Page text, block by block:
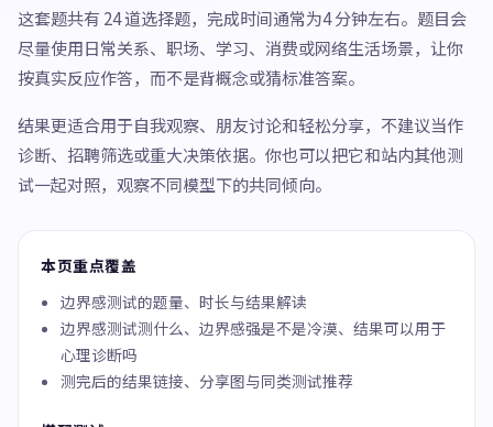
这套题共有 24 道选择题，完成时间通常为4 分钟左右。题目会
尽量使用日常关系、职场、学习、消费或网络生活场景，让你
按真实反应作答，而不是背概念或猜标准答案。
结果更适合用于自我观察、朋友讨论和轻松分享，不建议当作
诊断、招聘筛选或重大决策依据。你也可以把它和站内其他测
试一起对照，观察不同模型下的共同倾向。
本页重点覆盖
边界感测试的题量、时长与结果解读
边界感测试测什么、边界感强是不是冷漠、结果可以用于
心理诊断吗
测完后的结果链接、分享图与同类测试推荐